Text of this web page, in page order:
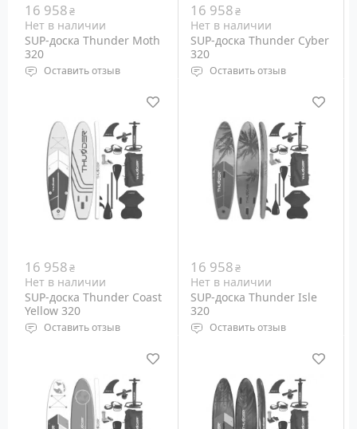
16 958₴
Нет в наличии
SUP-доска Thunder Moth
320
Оставить отзыв
150 мм
Вес райдера: до 150 кг
Вес: 13 кг
16 958₴
Нет в наличии
SUP-доска Thunder Cyber ​​
320
Оставить отзыв
150 мм
Вес райдера: до 150 кг
Вес: 13 кг
16 958₴
Нет в наличии
SUP-доска Thunder Coast
Yellow 320
Оставить отзыв
150 мм
Вес райдера: до 150 кг
Вес: 13 кг
16 958₴
Нет в наличии
SUP-доска Thunder Isle
320
Оставить отзыв
150 мм
Вес райдера: до 150 кг
Вес: 13 кг